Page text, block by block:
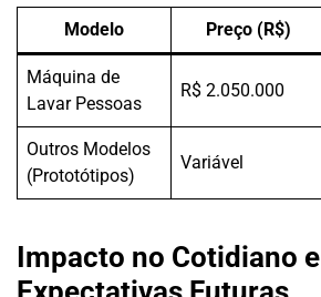
Modelo Preço (R$)
Máquina de
Lavar Pessoas
R$ 2.050.000
Outros Modelos
(Prototótipos)
Variável
Impacto no Cotidiano e